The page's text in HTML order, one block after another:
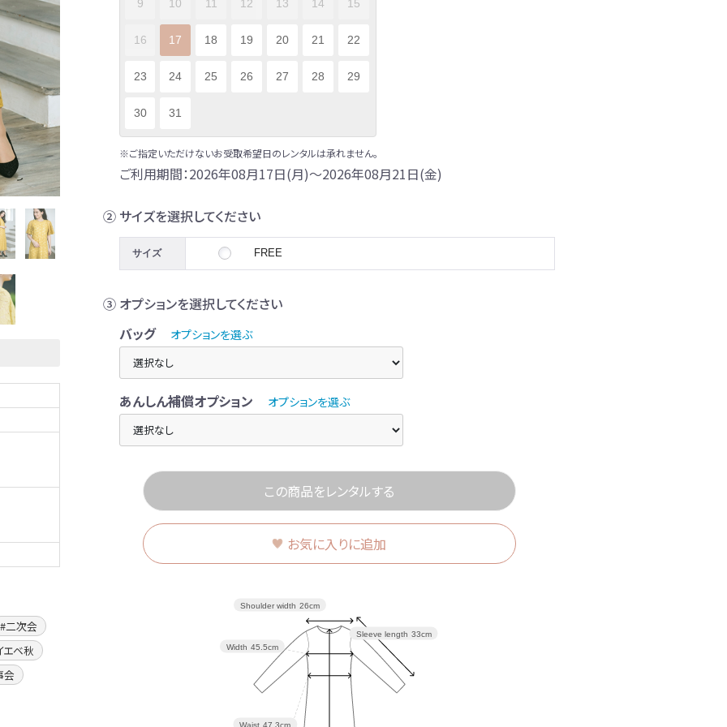
二次会
エベ秋
会
9 10 11 12 13 14 15
16 17 18 19 20 21 22
23 24 25 26 27 28 29
30 31
※ご指定いただけないお受取希望日のレンタルは承れません。
ご利用期間：2026年08月17日(月)～2026年08月21日(金)
② サイズを選択してください
サイズ FREE
③ オプションを選択してください
バッグ
オプションを選ぶ
あんしん補償オプション オプションを選ぶ
この商品をレンタルする
お気に入りに追加
Sleeve length 33cm
Waist 47.3cm
Width 45.5cm
Shoulder width 26cm